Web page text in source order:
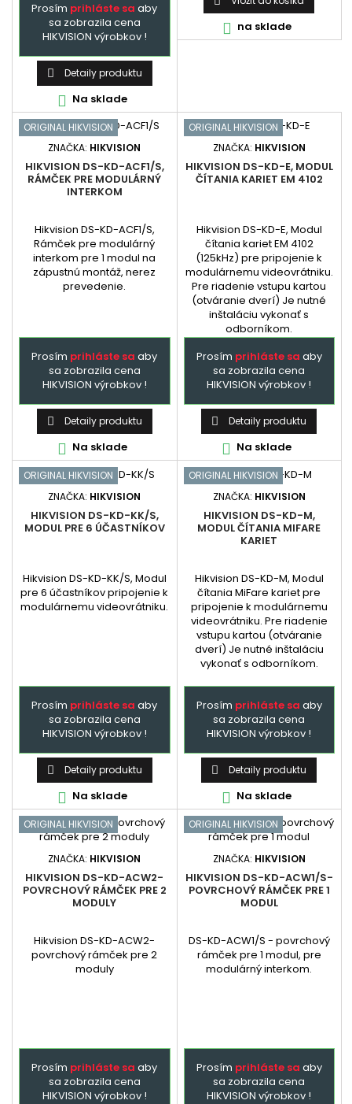
Prosím prihláste sa aby
sa zobrazila cena
HIKVISION výrobkov !
 Detaily produktu
 Na sklade
 na sklade
ORIGINAL HIKVISION
ZNAČKA: HIKVISION
HIKVISION DS-KD-ACF1/S,
RÁMČEK PRE MODULÁRNÝ
INTERKOM
Hikvision DS-KD-ACF1/S,
Rámček pre modulárný
interkom pre 1 modul na
zápustnú montáž, nerez
prevedenie.
Prosím prihláste sa aby
sa zobrazila cena
HIKVISION výrobkov !
 Detaily produktu
 Na sklade
ORIGINAL HIKVISION
ZNAČKA: HIKVISION
HIKVISION DS-KD-E, MODUL
ČÍTANIA KARIET EM 4102
Hikvision DS-KD-E, Modul
čítania kariet EM 4102
(125kHz) pre pripojenie k
modulárnemu videovrátniku.
Pre riadenie vstupu kartou
(otváranie dverí) Je nutné
inštaláciu vykonať s
odborníkom.
Prosím prihláste sa aby
sa zobrazila cena
HIKVISION výrobkov !
 Detaily produktu
 Na sklade
ORIGINAL HIKVISION
ZNAČKA: HIKVISION
HIKVISION DS-KD-KK/S,
MODUL PRE 6 ÚČASTNÍKOV
Hikvision DS-KD-KK/S, Modul
pre 6 účastníkov pripojenie k
modulárnemu videovrátniku.
Prosím prihláste sa aby
sa zobrazila cena
HIKVISION výrobkov !
 Detaily produktu
 Na sklade
ORIGINAL HIKVISION
ZNAČKA: HIKVISION
HIKVISION DS-KD-M,
MODUL ČÍTANIA MIFARE
KARIET
Hikvision DS-KD-M, Modul
čítania MiFare kariet pre
pripojenie k modulárnemu
videovrátniku. Pre riadenie
vstupu kartou (otváranie
dverí) Je nutné inštaláciu
vykonať s odborníkom.
Prosím prihláste sa aby
sa zobrazila cena
HIKVISION výrobkov !
 Detaily produktu
 Na sklade
ORIGINAL HIKVISION
ZNAČKA: HIKVISION
HIKVISION DS-KD-ACW2-
POVRCHOVÝ RÁMČEK PRE 2
MODULY
Hikvision DS-KD-ACW2-
povrchový rámček pre 2
moduly
Prosím prihláste sa aby
sa zobrazila cena
HIKVISION výrobkov !
ORIGINAL HIKVISION
ZNAČKA: HIKVISION
HIKVISION DS-KD-ACW1/S-
POVRCHOVÝ RÁMČEK PRE 1
MODUL
DS-KD-ACW1/S - povrchový
rámček pre 1 modul, pre
modulárný interkom.
Prosím prihláste sa aby
sa zobrazila cena
HIKVISION výrobkov !